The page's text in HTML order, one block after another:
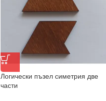
Логически пъзел симетрия две
части